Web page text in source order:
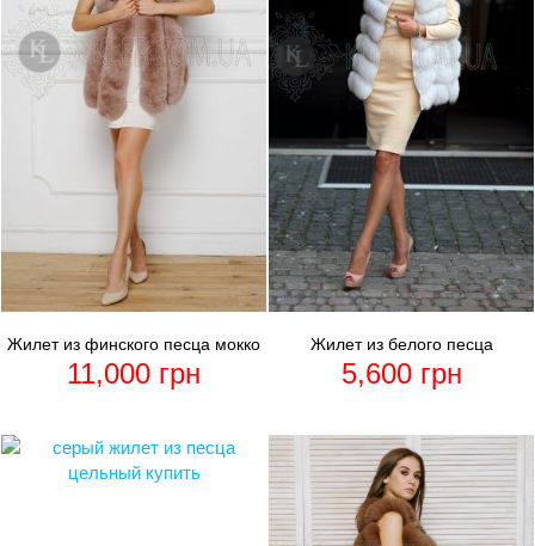
Жилет из белого песца
5,600 грн
Жилет из финского песца мокко
11,000 грн